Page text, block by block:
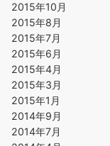
2015年10月
2015年8月
2015年7月
2015年6月
2015年4月
2015年3月
2015年1月
2014年9月
2014年7月